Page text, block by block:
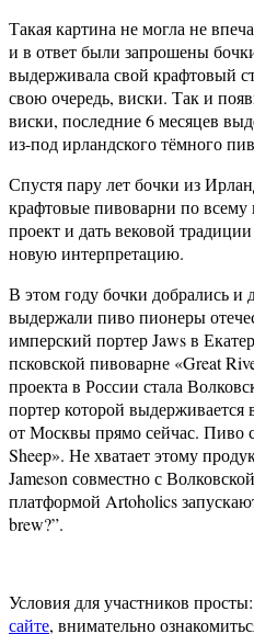
Такая картина не могла не
и в ответ были запрошены
выдерживала свой крафтовый
свою очередь, виски. Так и
виски, последние 6 месяцев
из-под ирландского тёмного
Спустя пару лет бочки из
крафтовые пивоварни по
проект и дать вековой
новую интерпретацию.
В этом году бочки добрались и
выдержали пиво пионеры
имперский портер Jaws в
псковской пивоварне «Great
проекта в России стала
портер которой выдерживается
от Москвы прямо сейчас. Пиво
Sheep». Не хватает этому
Jameson совместно с
платформой Artoholics
brew?”.
Условия для участников
сайте, внимательно